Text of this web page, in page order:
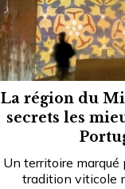
La région du
secrets les
Un territoire marqué
tradition viticole